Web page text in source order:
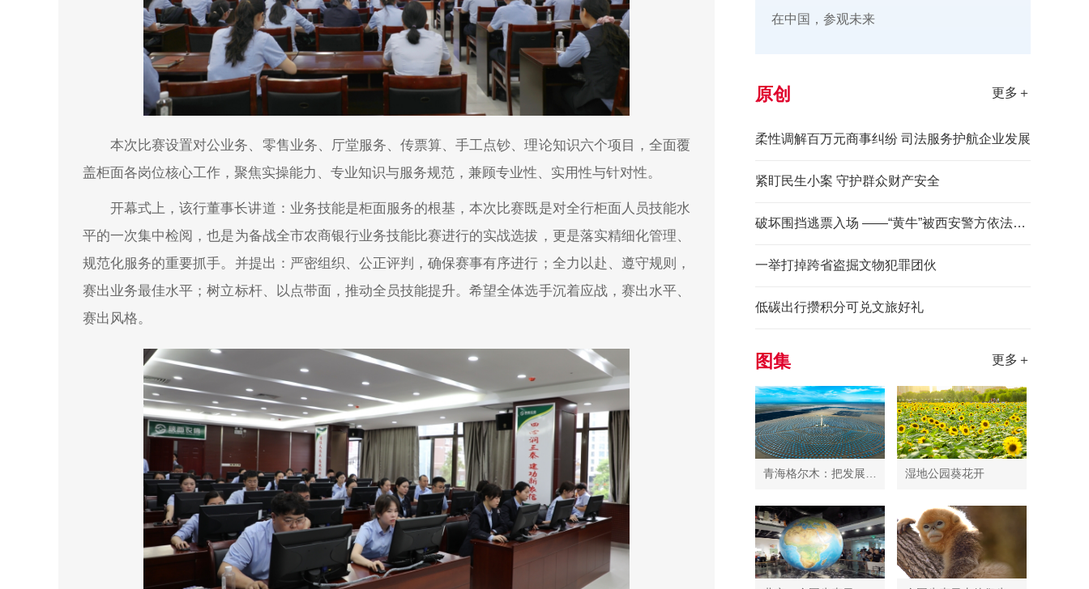
本次比赛设置对公业务、零售业务、厅堂服务、传票算、手工点钞、理论知识六个项目，全面覆
盖柜面各岗位核心工作，聚焦实操能力、专业知识与服务规范，兼顾专业性、实用性与针对性。
开幕式上，该行董事长讲道：业务技能是柜面服务的根基，本次比赛既是对全行柜面人员技能水
平的一次集中检阅，也是为备战全市农商银行业务技能比赛进行的实战选拔，更是落实精细化管理、
规范化服务的重要抓手。并提出：严密组织、公正评判，确保赛事有序进行；全力以赴、遵守规则，
赛出业务最佳水平；树立标杆、以点带面，推动全员技能提升。希望全体选手沉着应战，赛出水平、
赛出风格。
在中国，参观未来
原创 更多＋
柔性调解百万元商事纠纷 司法服务护航企业发展
紧盯民生小案 守护群众财产安全
破坏围挡逃票入场 ——“黄牛”被西安警方依法拘留
一举打掉跨省盗掘文物犯罪团伙
低碳出行攒积分可兑文旅好礼
图集 更多＋
湿地公园葵花开